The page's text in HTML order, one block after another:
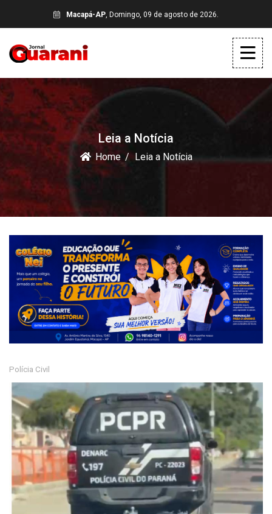
Macapá-AP, Domingo, 09 de agosto de 2026.
Leia a Notícia
Home Leia a Notícia
Polícia Civil